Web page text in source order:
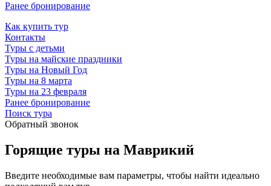
Ранее бронирование
Как купить тур
Контакты
Туры с детьми
Туры на майские праздники
Туры на Новый Год
Туры на 8 марта
Туры на 23 февраля
Ранее бронирование
Поиск тура
Обратный звонок
Горящие туры на Маврикий
Введите необходимые вам параметры, чтобы найти идеально